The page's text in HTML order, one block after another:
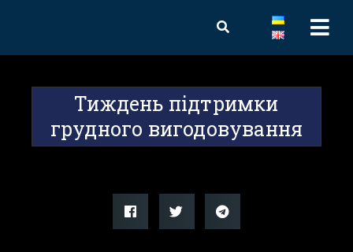
Тиждень підтримки
грудного вигодовування